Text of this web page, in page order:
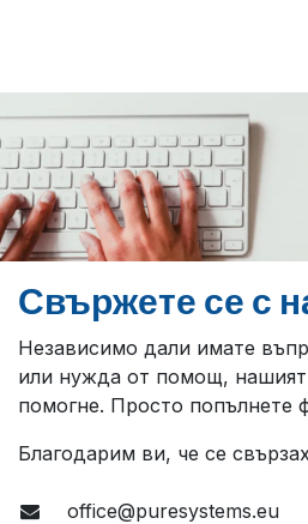
Свържете се с
Независимо дали имате
или нужда от помощ, нашият
помогне. Просто попълнете
Благодарим ви, че се
office@puresystems.eu